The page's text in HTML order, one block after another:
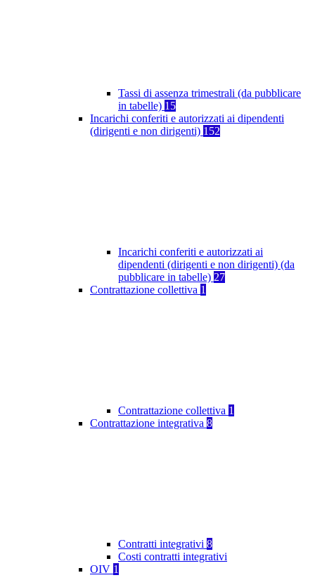
Tassi di assenza trimestrali (da pubblicare
in tabelle) 15
Incarichi conferiti e autorizzati ai dipendenti
(dirigenti e non dirigenti) 152
Incarichi conferiti e autorizzati ai
dipendenti (dirigenti e non dirigenti) (da
pubblicare in tabelle) 27
Contrattazione collettiva 1
Contrattazione collettiva 1
Contrattazione integrativa 8
Contratti integrativi 8
Costi contratti integrativi
OIV 1